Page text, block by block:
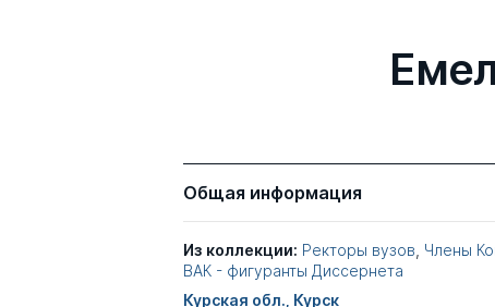
Общая информация
Из коллекции: Ректоры вузов Члены
ВАК - фигуранты Диссернета
Курская обл., Курск